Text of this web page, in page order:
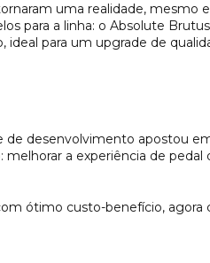
uma realidade, mesmo
para a linha: o Absolute
ideal para um upgrade de
de desenvolvimento apostou
a experiência de pedal
ótimo custo-benefício, agora